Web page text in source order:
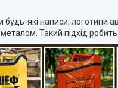
будь-які написи,
Такий підхід